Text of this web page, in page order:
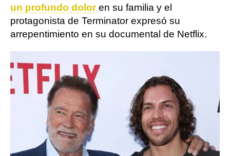
un profundo doloren su familia y el
protagonista de Terminator expresó su
arrepentimiento en su documental de Netflix.